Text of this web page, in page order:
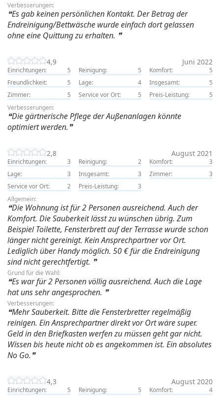
Verbesserungen:
Es gab keinen persönlichen Kontakt. Der Betrag der
Endreinigung/Bettwäsche wurde einfach dort gelassen
ohne eine Quittung zu erhalten.
4,9 Juni 2022
Einrichtungen: 5 Reinigung: 5 Komfort:
5
Freundlichkeit:
5 Lage: 4 Insgesamt:
5
Zimmer:
5 Service vor Ort: 5 Preis-Leistung:
5
Verbesserungen:
Die gärtnerische Pflege der Außenanlagen könnte
optimiert werden.
2,8 August 2021
Einrichtungen: 3 Reinigung: 2 Komfort:
3
Lage:
3 Insgesamt: 3 Zimmer:
3
Service vor Ort:
2 Preis-Leistung:
3
Allgemein:
Die Wohnung ist für 2 Personen ausreichend. Auch der
Komfort. Die Sauberkeit lässt zu wünschen übrig. Zum
Beispiel Toilette, Fensterbrett auf der Terrasse wurde schon
länger nicht gereinigt. Kein Ansprechpartner vor Ort.
Lediglich über Handy möglich. 50 € für die Endreinigung
sind nicht gerechtfertigt.
Grund für die Wahl:
Es war für 2 Personen völlig ausreichend. Auch die Lage
hat uns sehr angesprochen.
Verbesserungen:
Mehr Sauberkeit. Bitte die Fensterbretter regelmäßig
reinigen. Ein Ansprechpartner direkt vor Ort wäre super.
Geld in den Briefkasten werfen zu müssen geht gar nicht.
Wissen bis heute nicht ob es angekommen ist. Ein absolutes
No Go.
4,3 August 2020
Einrichtungen: 5 Reinigung: 5 Komfort:
4